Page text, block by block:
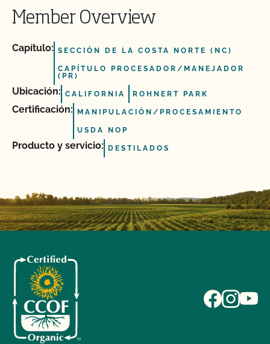
Member Overview
Capítulo: SECCIÓN DE LA COSTA NORTE (NC)
CAPÍTULO PROCESADOR/MANEJADOR
(PR)
Ubicación: CALIFORNIA ROHNERT PARK
Certificación: MANIPULACIÓN/PROCESAMIENTO
USDA NOP
Producto y servicio: DESTILADOS